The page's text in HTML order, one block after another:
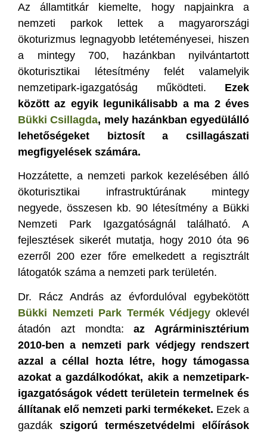
Az államtitkár kiemelte, hogy napjainkra a
nemzeti parkok lettek a magyarországi
ökoturizmus legnagyobb letéteményesei, hiszen
a mintegy 700, hazánkban nyilvántartott
ökoturisztikai létesítmény felét valamelyik
nemzetipark-igazgatóság működteti. Ezek
között az egyik legunikálisabb a ma 2 éves
Bükki Csillagda, mely hazánkban egyedülálló
lehetőségeket biztosít a csillagászati
megfigyelések számára.
Hozzátette, a nemzeti parkok kezelésében álló
ökoturisztikai infrastruktúrának mintegy
negyede, összesen kb. 90 létesítmény a Bükki
Nemzeti Park Igazgatóságnál található. A
fejlesztések sikerét mutatja, hogy 2010 óta 96
ezerről 200 ezer főre emelkedett a regisztrált
látogatók száma a nemzeti park területén.
Dr. Rácz András az évfordulóval egybekötött
Bükki Nemzeti Park Termék Védjegy oklevél
átadón azt mondta:az Agrárminisztérium
2010-ben a nemzeti park védjegy rendszert
azzal a céllal hozta létre, hogy támogassa
azokat a gazdálkodókat, akik a nemzetipark-
igazgatóságok védett területein termelnek és
állítanak elő nemzeti parki termékeket. Ezek a
gazdák szigorú természetvédelmi előírások